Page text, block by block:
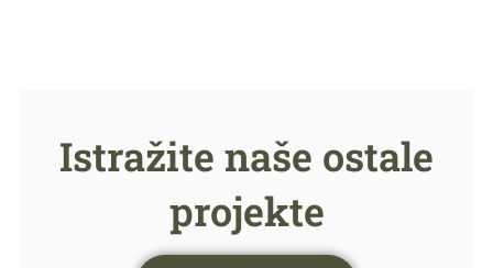
Istražite naše ostale
projekte